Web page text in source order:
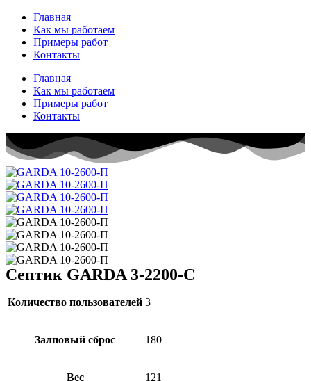
Перейти
содержимому
Главная
Как мы работаем
Примеры работ
Контакты
Главная
Как мы работаем
Примеры работ
Контакты
Септик GARDA 3-2200-C
Количество пользователей 3
Залповый сброс 180
Вес 121